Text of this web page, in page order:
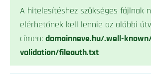
A hitelesítéshez szükséges fájlnak
elérhetőnek kell lennie az alábbi
címen: domainneve.hu/.well-
validation/fileauth.txt